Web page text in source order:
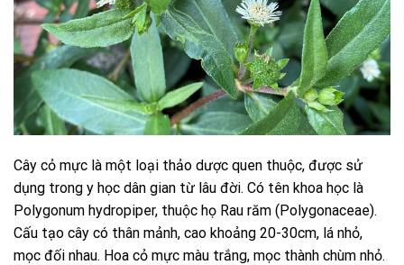
Cây cỏ mực là một loại thảo dược quen thuộc, được sử
dụng trong y học dân gian từ lâu đời. Có tên khoa học là
Polygonum hydropiper, thuộc họ Rau răm (Polygonaceae).
Cấu tạo cây có thân mảnh, cao khoảng 20-30cm, lá nhỏ,
mọc đối nhau. Hoa cỏ mực màu trắng, mọc thành chùm nhỏ.